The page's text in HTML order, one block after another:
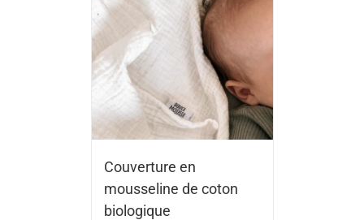
Couverture en
mousseline de coton
biologique